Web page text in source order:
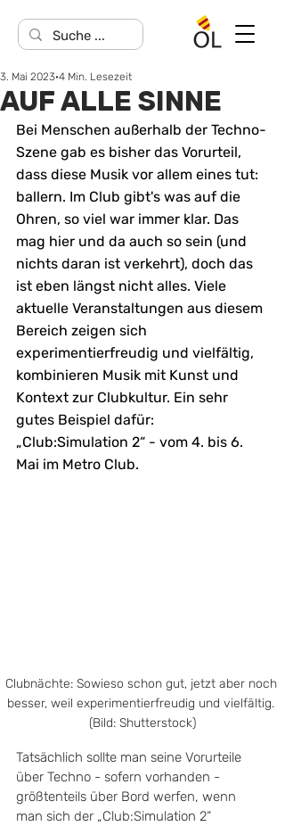
AUF ALLE SINNE
3. Mai 2023 4 Min. Lesezeit
Bei Menschen außerhalb der Techno-
Szene gab es bisher das Vorurteil,
dass diese Musik vor allem eines tut:
ballern. Im Club gibt's was auf die
Ohren, so viel war immer klar. Das
mag hier und da auch so sein (und
nichts daran ist verkehrt), doch das
ist eben längst nicht alles. Viele
aktuelle Veranstaltungen aus diesem
Bereich zeigen sich
experimentierfreudig und vielfältig,
kombinieren Musik mit Kunst und
Kontext zur Clubkultur. Ein sehr
gutes Beispiel dafür:
„Club:Simulation 2“ - vom 4. bis 6.
Mai im Metro Club.
Clubnächte: Sowieso schon gut, jetzt aber noch
besser, weil experimentierfreudig und vielfältig.
(Bild: Shutterstock)
Tatsächlich sollte man seine Vorurteile
über Techno - sofern vorhanden -
größtenteils über Bord werfen, wenn
man sich der „Club:Simulation 2“